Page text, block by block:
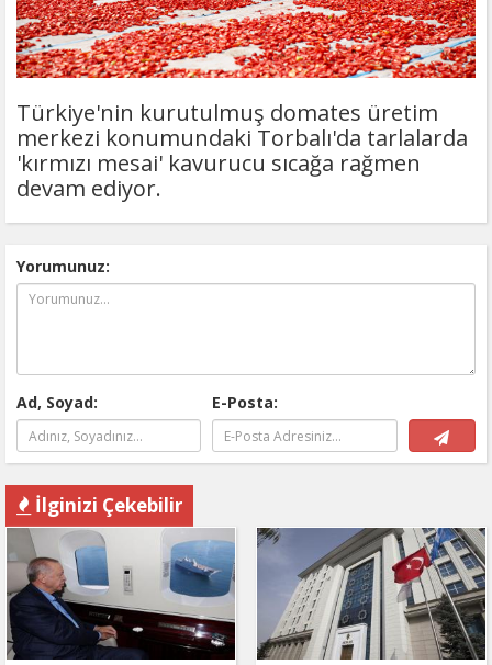
Türkiye'nin kurutulmuş domates üretim
merkezi konumundaki Torbalı'da tarlalarda
'kırmızı mesai' kavurucu sıcağa rağmen
devam ediyor.
Yorumunuz:
Ad, Soyad: E-Posta:
İlginizi Çekebilir